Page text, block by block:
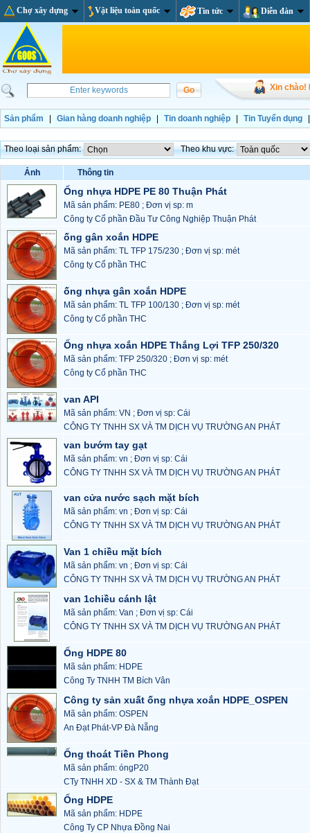
Chợ xây dựng Vật liệu toàn quốc Tin tức Diễn đàn
Xin chào!
Sản phẩm Gian hàng doanh nghiệp Tin doanh nghiệp Tin Tuyển dụng
Theo loại sản phẩm: Theo khu vực:
Ảnh Thông tin
Ống nhựa HDPE PE 80 Thuận Phát
Mã sản phẩm: PE80 ; Đơn vị sp: m
Công ty Cổ phần Đầu Tư Công Nghiệp Thuận Phát
ống gân xoắn HDPE
Mã sản phẩm: TL TFP 175/230 ; Đơn vị sp: mét
Công ty Cổ phần THC
ống nhựa gân xoắn HDPE
Mã sản phẩm: TL TFP 100/130 ; Đơn vị sp: mét
Công ty Cổ phần THC
Ống nhựa xoắn HDPE Thắng Lợi TFP 250/320
Mã sản phẩm: TFP 250/320 ; Đơn vị sp: mét
Công ty Cổ phần THC
van API
Mã sản phẩm: VN ; Đơn vị sp: Cái
CÔNG TY TNHH SX VÀ TM DỊCH VỤ TRƯỜNG AN PHÁT
van bướm tay gạt
Mã sản phẩm: vn ; Đơn vị sp: Cái
CÔNG TY TNHH SX VÀ TM DỊCH VỤ TRƯỜNG AN PHÁT
van cửa nước sạch mặt bích
Mã sản phẩm: vn ; Đơn vị sp: Cái
CÔNG TY TNHH SX VÀ TM DỊCH VỤ TRƯỜNG AN PHÁT
Van 1 chiều mặt bích
Mã sản phẩm: vn ; Đơn vị sp: Cái
CÔNG TY TNHH SX VÀ TM DỊCH VỤ TRƯỜNG AN PHÁT
van 1chiều cánh lật
Mã sản phẩm: Van ; Đơn vị sp: Cái
CÔNG TY TNHH SX VÀ TM DỊCH VỤ TRƯỜNG AN PHÁT
Ống HDPE 80
Mã sản phẩm: HDPE
Công Ty TNHH TM Bích Vân
Công ty sản xuất ống nhựa xoắn HDPE_OSPEN
Mã sản phẩm: OSPEN
An Đạt Phát-VP Đà Nẵng
Ống thoát Tiền Phong
Mã sản phẩm: óngP20
CTy TNHH XD - SX & TM Thành Đạt
Ống HDPE
Mã sản phẩm: HDPE
Công Ty CP Nhựa Đồng Nai